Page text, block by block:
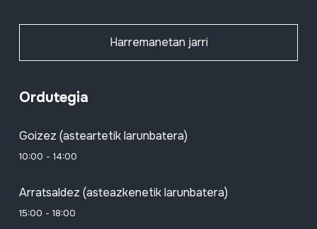
Harremanetan jarri
Ordutegia
Goizez (asteartetik larunbatera)
10:00 - 14:00
Arratsaldez (asteazkenetik larunbatera)
15:00 - 18:00